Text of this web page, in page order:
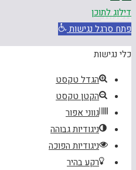
העמוד
דילוג לתוכן
פתח סרגל נגישות
כלי נגישות
הגדל טקסט
הקטן טקסט
גווני אפור
ניגודיות גבוהה
ניגודיות הפוכה
רקע בהיר